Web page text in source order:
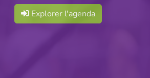
Explorer l'agenda